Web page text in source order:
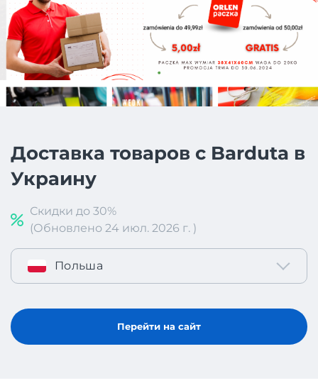
Доставка товаров с Barduta в
Украину
Скидки до 30%
(Обновлено 24 июл. 2026 г. )
Польша
Перейти на сайт